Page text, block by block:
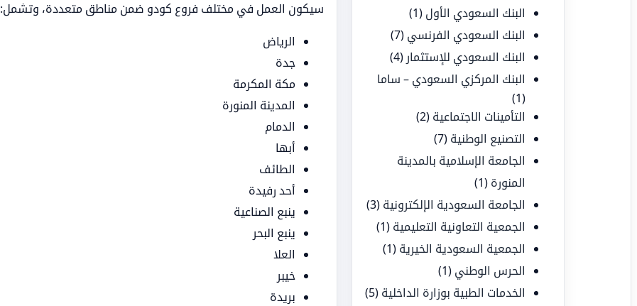
البنك السعودي الأول (1)
البنك السعودي الفرنسي (7)
البنك السعودي للإستثمار (4)
البنك المركزي السعودي – ساما
(1)
التأمينات الاجتماعية (2)
التصنيع الوطنية (7)
الجامعة الإسلامية بالمدينة
المنورة (1)
الجامعة السعودية الإلكترونية (3)
الجمعية التعاونية التعليمية (1)
الجمعية السعودية الخيرية (1)
الحرس الوطني (1)
الخدمات الطبية بوزارة الداخلية (5)
سيكون العمل في مختلف فروع كودو ضمن مناطق متعددة، وتشمل:
الرياض
جدة
مكة المكرمة
المدينة المنورة
الدمام
أبها
الطائف
أحد رفيدة
ينبع الصناعية
ينبع البحر
العلا
خيبر
بريدة